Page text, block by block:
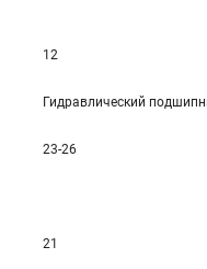
12
Гидравлический
23-26
21